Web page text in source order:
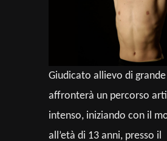
Giudicato allievo di
affronterà un percorso
intenso, iniziando con il
all’età di 13 anni, presso il